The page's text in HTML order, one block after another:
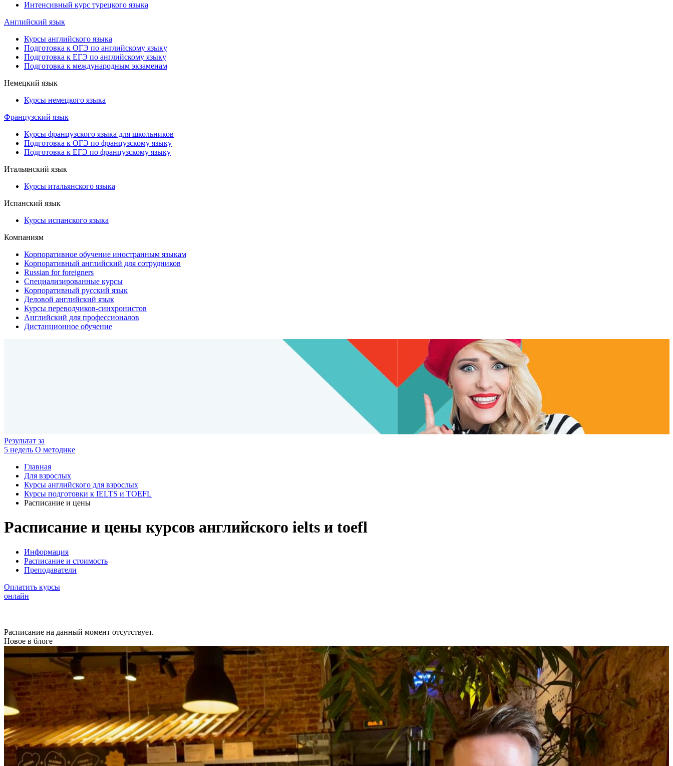
Интенсивный курс турецкого языка
Английский язык
Курсы английского языка
Подготовка к ОГЭ по английскому языку
Подготовка к ЕГЭ по английскому языку
Подготовка к международным экзаменам
Немецкий язык
Курсы немецкого языка
Французский язык
Курсы французского языка для школьников
Подготовка к ОГЭ по французскому языку
Подготовка к ЕГЭ по французскому языку
Итальянский язык
Курсы итальянского языка
Испанский язык
Курсы испанского языка
Компаниям
Корпоративное обучение иностранным языкам
Корпоративный английский для сотрудников
Russian for foreigners
Специализированные курсы
Корпоративный русский язык
Деловой английский язык
Курсы переводчиков-синхронистов
Английский для профессионалов
Дистанционное обучение
Результат за
5 недель О методике
Главная
Для взрослых
Курсы английского для взрослых
Курсы подготовки к IELTS и TOEFL
Расписание и цены
Расписание и цены курсов английского ielts и toefl
Информация
Расписание и стоимость
Преподаватели
Оплатить курсы
онлайн
Расписание на данный момент отсутствует.
Новое в блоге